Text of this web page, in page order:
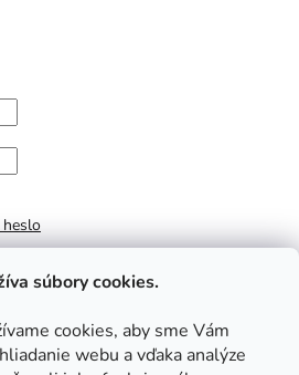
súbory cookies.
cookies, aby sme Vám
webu a vďaka analýze